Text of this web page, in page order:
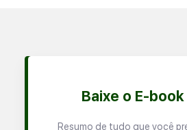
Baixe o E-book
Resumo de tudo que você